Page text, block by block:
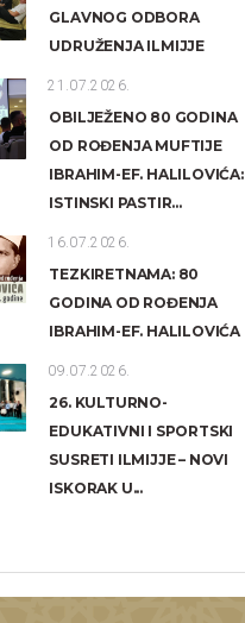
GLAVNOG ODBORA
UDRUŽENJA ILMIJJE
21.07.2026.
OBILJEŽENO 80 GODINA
OD ROĐENJA MUFTIJE
IBRAHIM-EF. HALILOVIĆA:
ISTINSKI PASTIR...
16.07.2026.
TEZKIRETNAMA: 80
GODINA OD ROĐENJA
IBRAHIM-EF. HALILOVIĆA
09.07.2026.
26. KULTURNO-
EDUKATIVNI I SPORTSKI
SUSRETI ILMIJJE – NOVI
ISKORAK U...